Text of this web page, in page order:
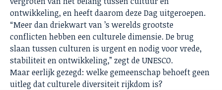
ontwikkeling, en heeft daarom deze Dag uitgeroepen.
“Meer dan driekwart van ’s werelds grootste
conflicten hebben een culturele dimensie. De brug
slaan tussen culturen is urgent en nodig voor vrede,
stabiliteit en ontwikkeling,” zegt de UNESCO.
Maar eerlijk gezegd: welke gemeenschap behoeft geen
uitleg dat culturele diversiteit rijkdom is?